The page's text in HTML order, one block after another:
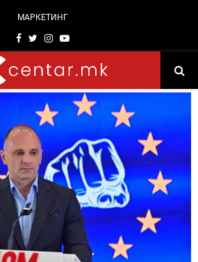
МАРКЕТИНГ
Facebook
TwitterInstagram
Youtube